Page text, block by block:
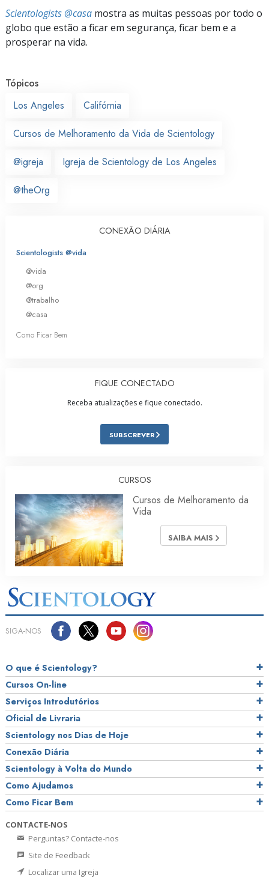
Scientologists @casa mostra as muitas pessoas por todo o
globo que estão a ficar em segurança, ficar bem e a
prosperar na vida.
Tópicos
Los Angeles
Califórnia
Cursos de Melhoramento da Vida de Scientology
@igreja Igreja de Scientology de Los Angeles
@theOrg
CONEXÃO DIÁRIA
Scientologists @vida
@vida
@org
@trabalho
@casa
Como Ficar Bem
FIQUE CONECTADO
Receba atualizações e fique conectado.
SUBSCREVER
CURSOS
Cursos de Melhoramento da
Vida
SAIBA MAIS
SIGA‑NOS
O que é Scientology?
Cursos On‑line
Serviços Introdutórios
Oficial de Livraria
Scientology nos Dias de Hoje
Conexão Diária
Scientology à Volta do Mundo
Como Ajudamos
Como Ficar Bem
CONTACTE‑NOS
Perguntas? Contacte‑nos
Site de Feedback
Localizar uma Igreja